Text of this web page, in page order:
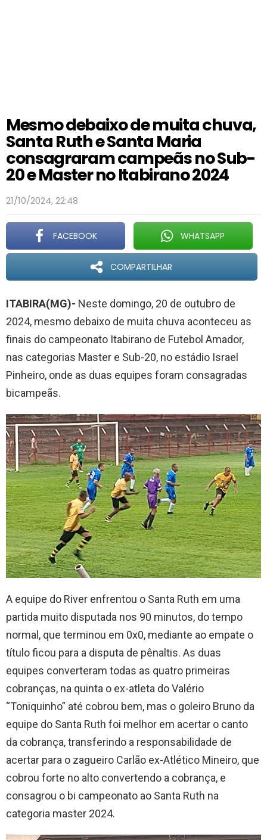
Mesmo debaixo de muita chuva,
Santa Ruth e Santa Maria
consagraram campeãs no Sub-
20 e Master no Itabirano 2024
21/10/2024, 22:48
FACEBOOK WHATSAPP
COMPARTILHAR
ITABIRA(MG)- Neste domingo, 20 de outubro de
2024, mesmo debaixo de muita chuva aconteceu as
finais do campeonato Itabirano de Futebol Amador,
nas categorias Master e Sub-20, no estádio Israel
Pinheiro, onde as duas equipes foram consagradas
bicampeãs.
A equipe do River enfrentou o Santa Ruth em uma
partida muito disputada nos 90 minutos, do tempo
normal, que terminou em 0x0, mediante ao empate o
título ficou para a disputa de pênaltis. As duas
equipes converteram todas as quatro primeiras
cobranças, na quinta o ex-atleta do Valério
“Toniquinho” até cobrou bem, mas o goleiro Bruno da
equipe do Santa Ruth foi melhor em acertar o canto
da cobrança, transferindo a responsabilidade de
acertar para o zagueiro Carlão ex-Atlético Mineiro, que
cobrou forte no alto convertendo a cobrança, e
consagrou o bi campeonato ao Santa Ruth na
categoria master 2024.